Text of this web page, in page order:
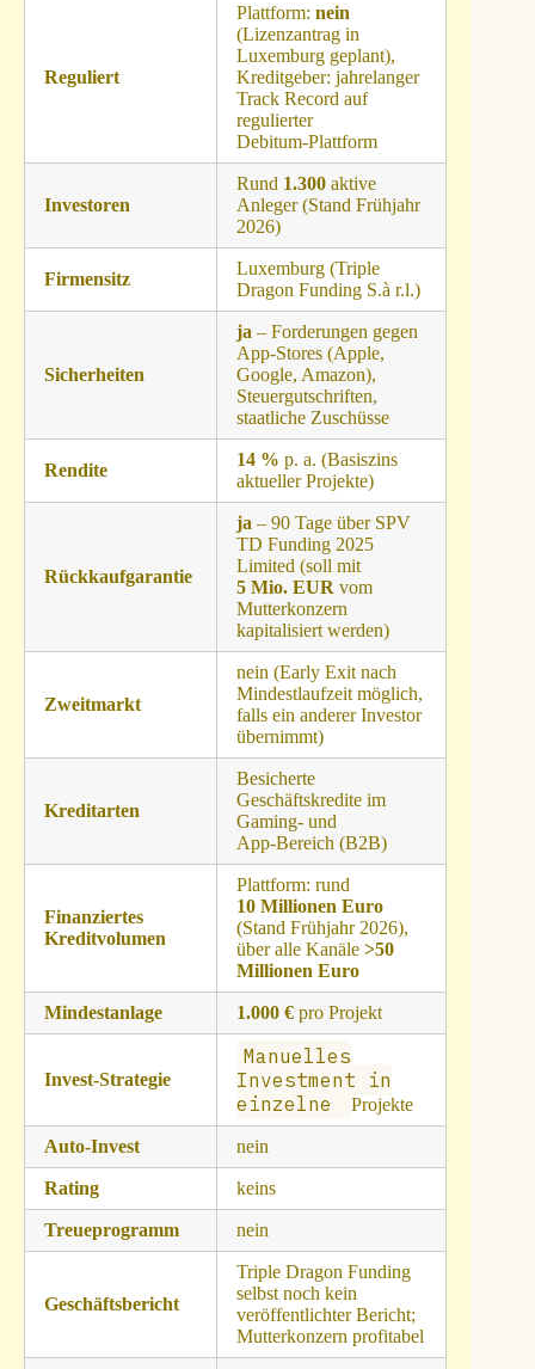
Reguliert
Plattform: nein
(Lizenzantrag in
Luxemburg geplant),
Kreditgeber: jahrelanger
Track Record auf
regulierter
Debitum‑Plattform
Investoren
Rund 1.300aktive
Anleger (Stand Frühjahr
2026)
Firmensitz
Luxemburg (Triple
Dragon Funding S.à r.l.)
Sicherheiten
ja – Forderungen gegen
App-Stores (Apple,
Google, Amazon),
Steuergutschriften,
staatliche Zuschüsse
Rendite
14 % p. a. (Basiszins
aktueller Projekte)
Rückkaufgarantie
ja – 90 Tage über SPV
TD Funding 2025
Limited (soll mit
5 Mio. EUR vom
Mutterkonzern
kapitalisiert werden)
Zweitmarkt
nein (Early Exit nach
Mindestlaufzeit möglich,
falls ein anderer Investor
übernimmt)
Kreditarten
Besicherte
Geschäftskredite im
Gaming‑ und
App‑Bereich (B2B)
Finanziertes
Kreditvolumen
Plattform: rund
10 Millionen Euro
(Stand Frühjahr 2026),
über alle Kanäle>50
Millionen Euro
Mindestanlage 1.000 €pro Projekt
Invest‑Strategie
Manuelles
Investment in
einzelne
Projekte
Auto‑Invest nein
Rating keins
Treueprogramm nein
Geschäftsbericht
Triple Dragon Funding
selbst noch kein
veröffentlichter Bericht;
Mutterkonzern profitabel